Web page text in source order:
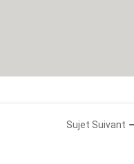
Sujet Suivant